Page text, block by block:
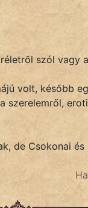
szól vagy
volt, később
szerelemről,
de Csokonai